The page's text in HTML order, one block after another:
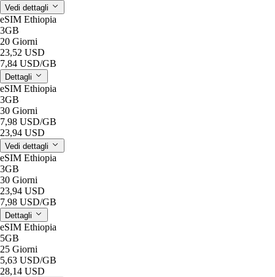
Vedi dettagli
eSIM Ethiopia
3GB
20 Giorni
23,52 USD
7,84 USD/GB
Dettagli
eSIM Ethiopia
3GB
30 Giorni
7,98 USD/GB
23,94 USD
Vedi dettagli
eSIM Ethiopia
3GB
30 Giorni
23,94 USD
7,98 USD/GB
Dettagli
eSIM Ethiopia
5GB
25 Giorni
5,63 USD/GB
28,14 USD